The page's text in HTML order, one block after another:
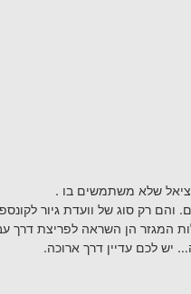
שלא משתמשים בו .
והם רק סוג של וועדת גיור
המגזר הן השראה לפריצת דרך
יש לכם עדיין דרך ארוכה.